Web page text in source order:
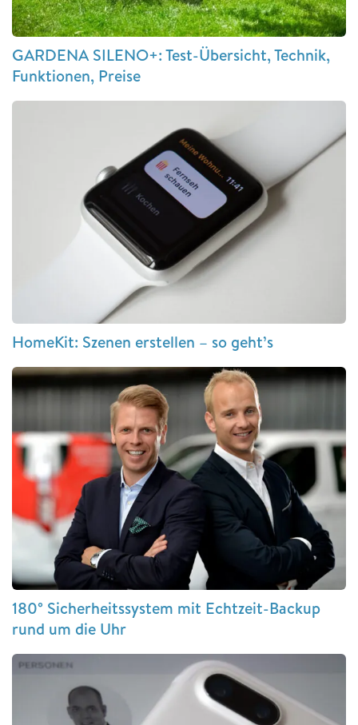
GARDENA SILENO+: Test-Übersicht, Technik,
Funktionen, Preise
HomeKit: Szenen erstellen – so geht’s
180° Sicherheitssystem mit Echtzeit-Backup
rund um die Uhr